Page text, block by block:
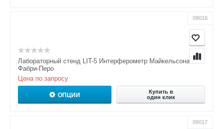
09016
Лабораторный стенд LIT-5 Интерферометр Майкельсона и
Фабри-Перо
Цена по запросу
ОПЦИИ
Купить в
один клик
09017